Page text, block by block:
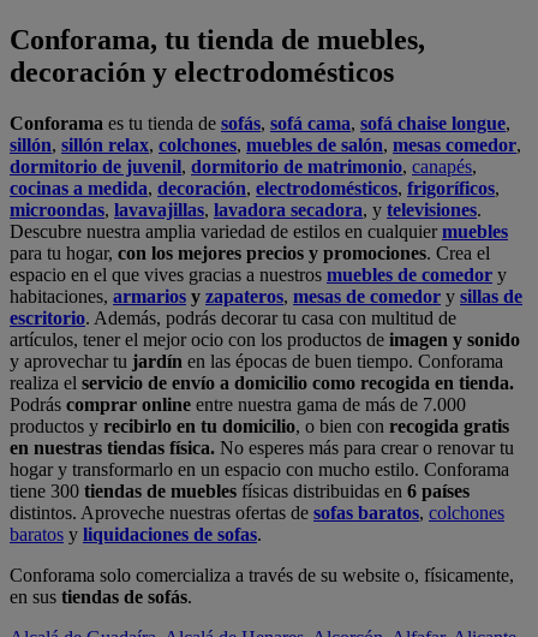
Conforama, tu tienda de muebles,
decoración y electrodomésticos
Conforama es tu tienda de sofás, sofá cama, sofá chaise longue,
sillón, sillón relax, colchones, muebles de salón, mesas comedor,
dormitorio de juvenil, dormitorio de matrimonio, canapés,
cocinas a medida, decoración, electrodomésticos, frigoríficos,
microondas, lavavajillas, lavadora secadora, y televisiones.
Descubre nuestra amplia variedad de estilos en cualquiermuebles
para tu hogar, con los mejores precios y promociones. Crea el
espacio en el que vives gracias a nuestros muebles de comedor y
habitaciones, armarios y zapateros, mesas de comedor y sillas de
escritorio. Además, podrás decorar tu casa con multitud de
artículos, tener el mejor ocio con los productos de imagen y sonido
y aprovechar tu jardín en las épocas de buen tiempo. Conforama
realiza el servicio de envío a domicilio como recogida en tienda.
Podrás comprar online entre nuestra gama de más de 7.000
productos y recibirlo en tu domicilio, o bien con recogida gratis
en nuestras tiendas física. No esperes más para crear o renovar tu
hogar y transformarlo en un espacio con mucho estilo. Conforama
tiene 300 tiendas de muebles físicas distribuidas en 6 países
distintos. Aproveche nuestras ofertas de sofas baratos, colchones
baratos y liquidaciones de sofas.
Conforama solo comercializa a través de su website o, físicamente,
en sus tiendas de sofás.